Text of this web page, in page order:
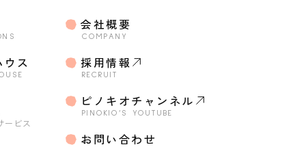
ウス
ービス
会社概要
COMPANY
採用情報
RECRUIT
ピノキオチャンネル
PINOKIO’S YOUTUBE
お問い合わせ